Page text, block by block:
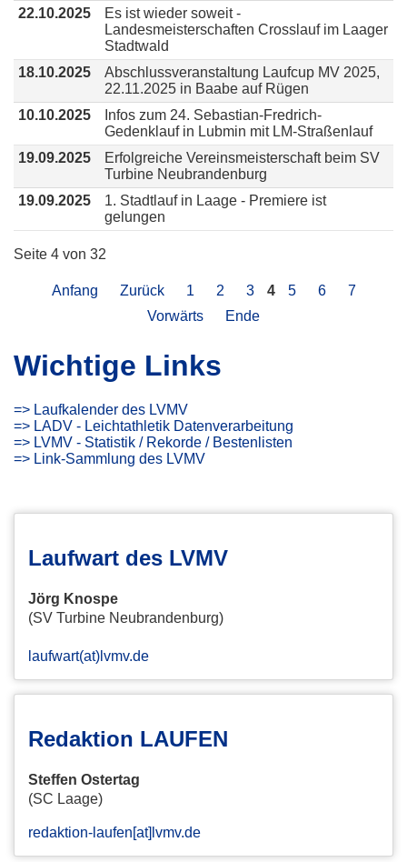
22.10.2025
Es ist wieder soweit -
Landesmeisterschaften Crosslauf im Laager
Stadtwald
18.10.2025
Abschlussveranstaltung Laufcup MV 2025,
22.11.2025 in Baabe auf Rügen
10.10.2025
Infos zum 24. Sebastian-Fredrich-
Gedenklauf in Lubmin mit LM-Straßenlauf
19.09.2025
Erfolgreiche Vereinsmeisterschaft beim SV
Turbine Neubrandenburg
19.09.2025
1. Stadtlauf in Laage - Premiere ist
gelungen
Seite 4 von 32
Anfang Zurück 1 2 3 4 5 6
7
Vorwärts
Ende
Wichtige Links
=> Laufkalender des LVMV
=> LADV - Leichtathletik Datenverarbeitung
=> LVMV - Statistik / Rekorde / Bestenlisten
=> Link-Sammlung des LVMV
Laufwart des LVMV
Jörg Knospe
(SV Turbine Neubrandenburg)
laufwart(at)lvmv.de
Redaktion LAUFEN
Steffen Ostertag
(SC Laage)
redaktion-laufen[at]lvmv.de